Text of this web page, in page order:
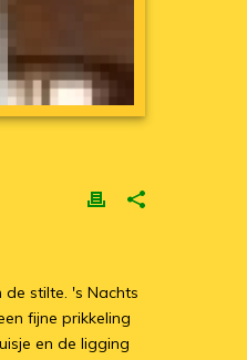
stilte. 's Nachts
fijne prikkeling
en de ligging